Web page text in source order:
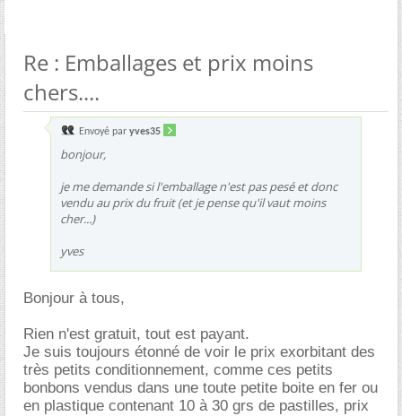
Re : Emballages et prix moins
chers....
Envoyé par yves35
bonjour,
je me demande si l'emballage n'est pas pesé et donc
vendu au prix du fruit (et je pense qu'il vaut moins
cher...)
yves
Bonjour à tous,
Rien n'est gratuit, tout est payant.
Je suis toujours étonné de voir le prix exorbitant des
très petits conditionnement, comme ces petits
bonbons vendus dans une toute petite boite en fer ou
en plastique contenant 10 à 30 grs de pastilles, prix